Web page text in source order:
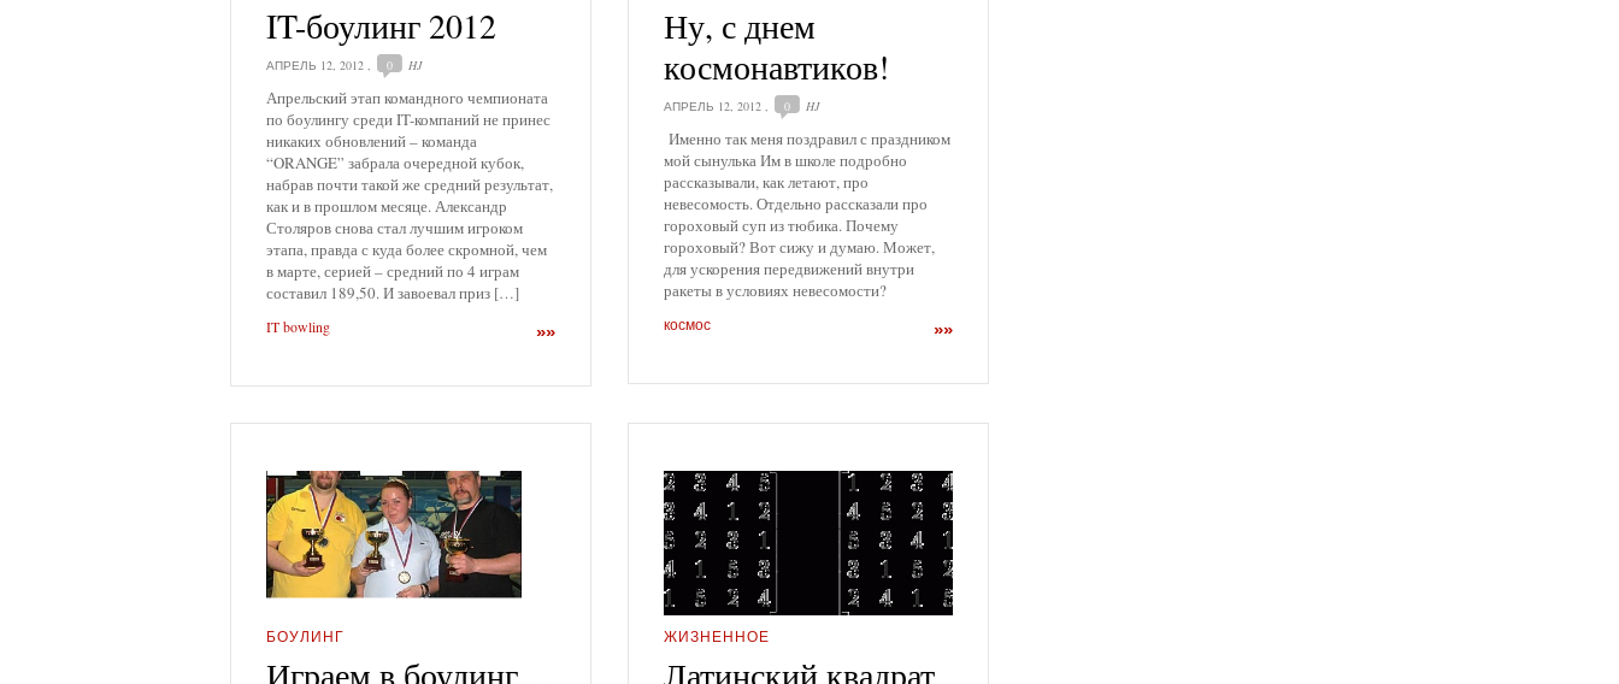
IT-боулинг 2012
АПРЕЛЬ 12, 2012 , 0 HJ
Апрельский этап командного чемпионата
по боулингу среди IT-компаний не принес
никаких обновлений – команда
“ORANGE” забрала очередной кубок,
набрав почти такой же средний результат,
как и в прошлом месяце. Александр
Столяров снова стал лучшим игроком
этапа, правда с куда более скромной, чем
в марте, серией – средний по 4 играм
составил 189,50. И завоевал приз […]
»»
IT bowling
Ну, с днем
космонавтиков!
АПРЕЛЬ 12, 2012 , 0 HJ
Именно так меня поздравил с праздником
мой сынулька Им в школе подробно
рассказывали, как летают, про
невесомость. Отдельно рассказали про
гороховый суп из тюбика. Почему
гороховый? Вот сижу и думаю. Может,
для ускорения передвижений внутри
ракеты в условиях невесомости?
»»
космос
БОУЛИНГ
Играем в боулинг…
ЖИЗНЕННОЕ
Латинский квадрат